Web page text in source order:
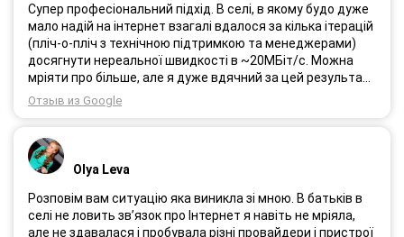
Супер професіональний підхід. В селі, в якому будо дуже
мало надій на інтернет взагалі вдалося за кілька ітерацій
(пліч-о-пліч з технічною підтримкою та менеджерами)
досягнути нереальної швидкості в ~20МБіт/с. Можна
мріяти про більше, але я дуже вдячний за цей результат,
так як перші спроби впиралися в максимум 4-5 МБіт/с.
Спробували усіх можливих операторів, обертав десятки
доплатою і вдалося неможливе :) Дякую вам! Безумовно
вдячний і радий знайомству.
Отзыв из Google
Olya Leva
Розповім вам ситуацію яка виникла зі мною. В батьків в
селі не ловить зв’язок про Інтернет я навіть не мріяла,
але не здавалася і пробувала різні провайдери і пристрої